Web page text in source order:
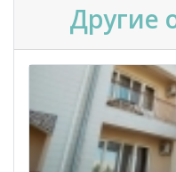
Другие